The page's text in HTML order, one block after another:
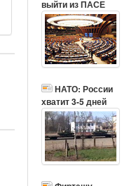
выйти из ПАСЕ
НАТО: России
хватит 3-5 дней